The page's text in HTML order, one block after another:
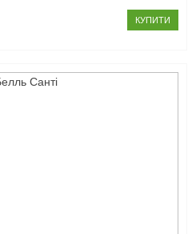
КУПИТИ